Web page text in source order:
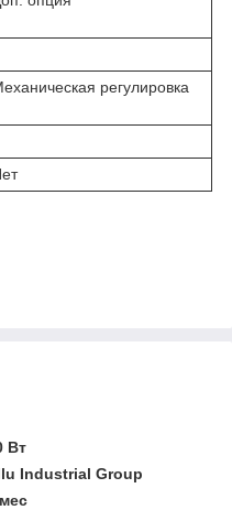
регулировка
Вт
Industrial Group